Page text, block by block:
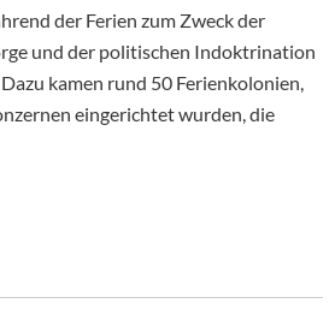
der Ferien zum Zweck der
und der politischen Indoktrination
kamen rund 50 Ferienkolonien,
eingerichtet wurden, die